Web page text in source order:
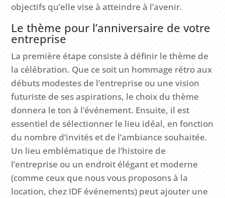
objectifs qu’elle vise à atteindre à l’avenir.
Le thème pour l’anniversaire de votre
entreprise
La première étape consiste à définir le thème de
la célébration. Que ce soit un hommage rétro aux
débuts modestes de l’entreprise ou une vision
futuriste de ses aspirations, le choix du thème
donnera le ton à l’événement. Ensuite, il est
essentiel de sélectionner le lieu idéal, en fonction
du nombre d’invités et de l’ambiance souhaitée.
Un lieu emblématique de l’histoire de
l’entreprise ou un endroit élégant et moderne
(comme ceux que nous vous proposons à la
location, chez IDF événements) peut ajouter une